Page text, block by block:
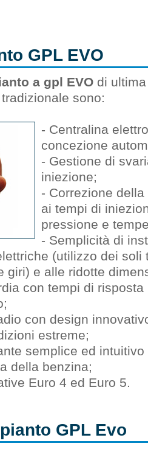
GPL EVO
a gpl EVO di
sono:
- Centralina
concezione
- Gestione di
iniezione;
- Correzione
ai tempi di
pressione e
- Semplicità di
(utilizzo dei soli
giri) e alle ridotte
con tempi di
con design
estreme;
semplice ed
della benzina;
Euro 4 ed Euro 5.
GPL Evo